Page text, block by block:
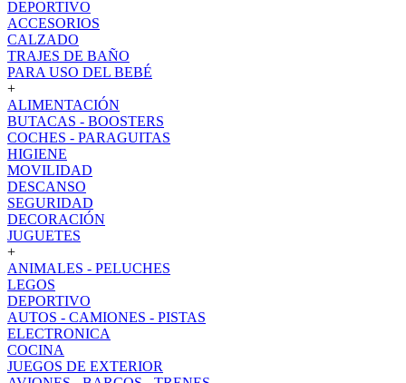
DEPORTIVO
ACCESORIOS
CALZADO
TRAJES DE BAÑO
PARA USO DEL BEBÉ
+
ALIMENTACIÓN
BUTACAS - BOOSTERS
COCHES - PARAGUITAS
HIGIENE
MOVILIDAD
DESCANSO
SEGURIDAD
DECORACIÓN
JUGUETES
+
ANIMALES - PELUCHES
LEGOS
DEPORTIVO
AUTOS - CAMIONES - PISTAS
ELECTRONICA
COCINA
JUEGOS DE EXTERIOR